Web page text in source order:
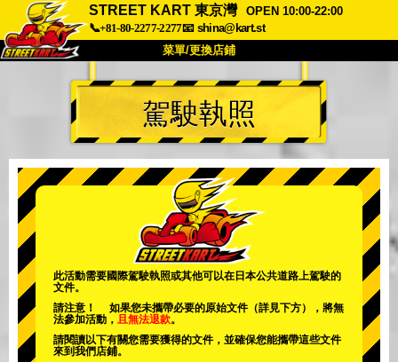
STREET KART 東京灣
OPEN 10:00-22:00
📞+81-80-2277-2277📧 shina@kart.st
菜單/更換店鋪
首頁
關於 規格 價格
公司 預訂
更換店鋪
東京秋葉原#2 東京澀谷
東京澀谷附屬
東京淺草
沖繩
駕駛執照
此活動需要國際駕駛執照或其他可以在日本公共道路上駕駛的
文件。
請注意！ 如果您未攜帶必要的原始文件（詳見下方），將無
法參加活動， 且無法退款。
請閱讀以下有關您需要獲得的文件，並確保您能攜帶這些文件
來到我們店鋪。